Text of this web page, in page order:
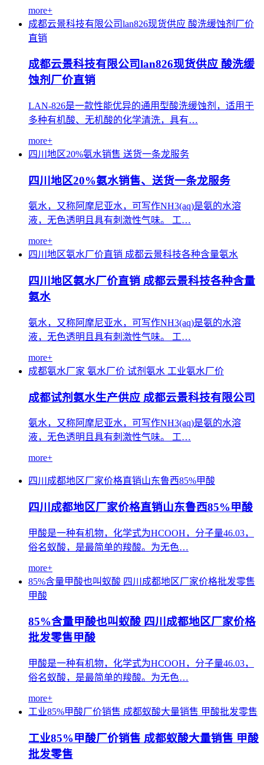
more+
成都云景科技有限公司lan826现货供应 酸洗缓蚀剂厂价
直销
成都云景科技有限公司lan826现货供应 酸洗缓
蚀剂厂价直销
LAN-826是一款性能优异的通用型酸洗缓蚀剂，适用于
多种有机酸、无机酸的化学清洗，具有…
more+
四川地区20%氨水销售 送货一条龙服务
四川地区20%氨水销售、送货一条龙服务
氨水，又称阿摩尼亚水，可写作NH3(aq)是氨的水溶
液，无色透明且具有刺激性气味。 工…
more+
四川地区氨水厂价直销 成都云景科技各种含量氨水
四川地区氨水厂价直销 成都云景科技各种含量
氨水
氨水，又称阿摩尼亚水，可写作NH3(aq)是氨的水溶
液，无色透明且具有刺激性气味。 工…
more+
成都氨水厂家 氨水厂价 试剂氨水 工业氨水厂价
成都试剂氨水生产供应 成都云景科技有限公司
氨水，又称阿摩尼亚水，可写作NH3(aq)是氨的水溶
液，无色透明且具有刺激性气味。 工…
more+
四川成都地区厂家价格直销山东鲁西85%甲酸
四川成都地区厂家价格直销山东鲁西85%甲酸
甲酸是一种有机物，化学式为HCOOH，分子量46.03，
俗名蚁酸，是最简单的羧酸。为无色…
more+
85%含量甲酸也叫蚁酸 四川成都地区厂家价格批发零售
甲酸
85%含量甲酸也叫蚁酸 四川成都地区厂家价格
批发零售甲酸
甲酸是一种有机物，化学式为HCOOH，分子量46.03，
俗名蚁酸，是最简单的羧酸。为无色…
more+
工业85%甲酸厂价销售 成都蚁酸大量销售 甲酸批发零售
工业85%甲酸厂价销售 成都蚁酸大量销售 甲酸
批发零售